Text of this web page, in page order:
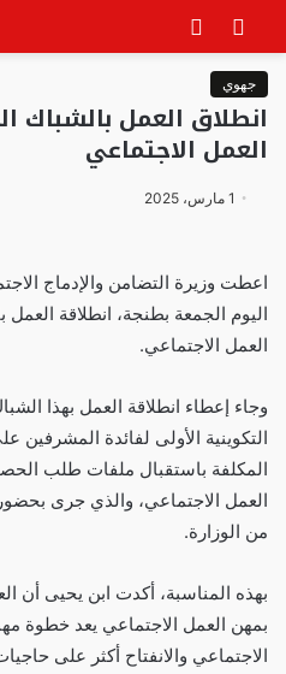
بحث
جهوي
انطلاق العمل
العمل الاجتماعي
1 مارس، 2025
اعطت وزيرة التضامن والإدماج
اليوم الجمعة بطنجة، انطلاقة
العمل الاجتماعي.
وجاء إعطاء انطلاقة العمل بهذا
التكوينية الأولى لفائدة المشرفين
المكلفة باستقبال ملفات طلب
العمل الاجتماعي، والذي جرى
من الوزارة.
بهذه المناسبة، أكدت ابن يحيى أن
بمهن العمل الاجتماعي يعد خطوة
الاجتماعي والانفتاح أكثر على